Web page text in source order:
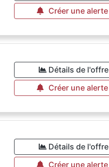
Créer une alerte
Détails de l'offre
Créer une alerte
Détails de l'offre
Créer une alerte